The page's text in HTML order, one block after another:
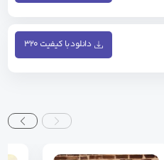
دانلود با کیفیت ۳۲۰